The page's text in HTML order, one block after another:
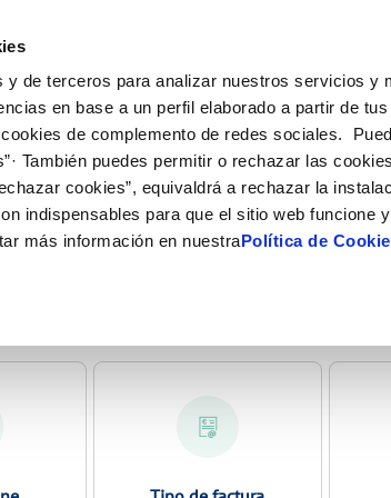
y de terceros para analizar nuestros servicios y
en base a un perfil elaborado a partir de
de complemento de redes sociales.
También puedes permitir o rechazar las
cookies”, equivaldrá a rechazar la
indispensables para que el sitio web funcione
más información en nuestraPolítica de
Cambio de titular
de suministro
Actualizar
Actualizar
VER TODAS LAS GESTIONES
Tu Servicio
AL CLIENTE
contacto
y afectaciones
COMPROMISO DE
Carta de
Customer Counsel
Tu Agua
del agua
CUIDADOS DEL
Consejos de ahorro
Conócenos
DE GESTIÓN Y CERTIFICADOS
PERFIL DEL
Plataforma de
público
Proveedores